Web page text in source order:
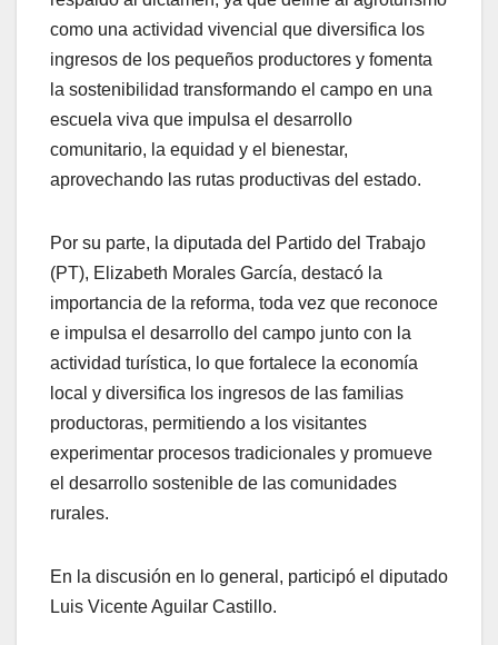
como una actividad vivencial que diversifica los
ingresos de los pequeños productores y fomenta
la sostenibilidad transformando el campo en una
escuela viva que impulsa el desarrollo
comunitario, la equidad y el bienestar,
aprovechando las rutas productivas del estado.
Por su parte, la diputada del Partido del Trabajo
(PT), Elizabeth Morales García, destacó la
importancia de la reforma, toda vez que reconoce
e impulsa el desarrollo del campo junto con la
actividad turística, lo que fortalece la economía
local y diversifica los ingresos de las familias
productoras, permitiendo a los visitantes
experimentar procesos tradicionales y promueve
el desarrollo sostenible de las comunidades
rurales.
En la discusión en lo general, participó el diputado
Luis Vicente Aguilar Castillo.